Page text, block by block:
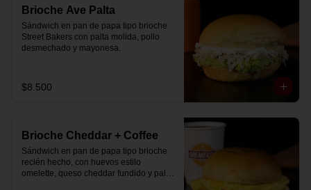
Brioche Ave Palta
Sándwich en pan de papa tipo brioche
Street Bakers con palta molida, pollo
desmechado y mayonesa.
$8.500
Brioche Cheddar + Coffee
Sándwich en pan de papa tipo brioche
recién hecho, con huevos estilo
omelette, queso cheddar fundido y palta,